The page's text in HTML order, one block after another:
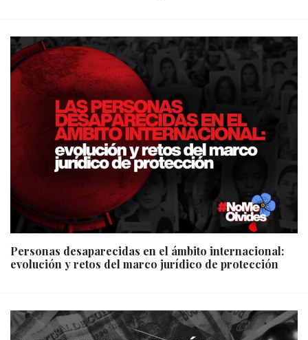
Personas desaparecidas en el ámbito internacional:
evolución y retos del marco jurídico de protección